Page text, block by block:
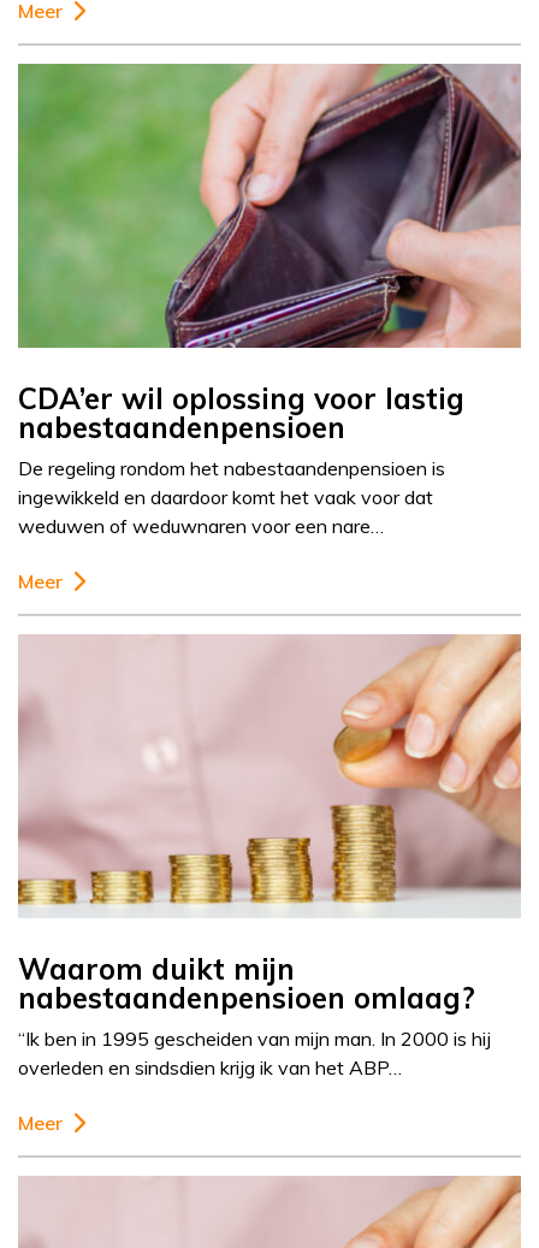
Meer
CDA’er wil oplossing voor lastig
nabestaandenpensioen
De regeling rondom het nabestaandenpensioen is
ingewikkeld en daardoor komt het vaak voor dat
weduwen of weduwnaren voor een nare…
Meer
Waarom duikt mijn
nabestaandenpensioen omlaag?
“Ik ben in 1995 gescheiden van mijn man. In 2000 is hij
overleden en sindsdien krijg ik van het ABP…
Meer